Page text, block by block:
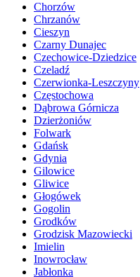
Chorzów
Chrzanów
Cieszyn
Czarny Dunajec
Czechowice-Dziedzice
Czeladź
Czerwionka-Leszczyny
Częstochowa
Dąbrowa Górnicza
Dzierżoniów
Folwark
Gdańsk
Gdynia
Gilowice
Gliwice
Głogówek
Gogolin
Grodków
Grodzisk Mazowiecki
Imielin
Inowrocław
Jabłonka